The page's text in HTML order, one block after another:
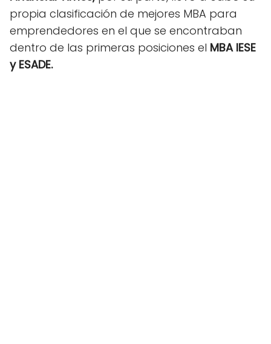
propia clasificación de mejores MBA para
emprendedores en el que se encontraban
dentro de las primeras posiciones el MBA IESE
y ESADE.